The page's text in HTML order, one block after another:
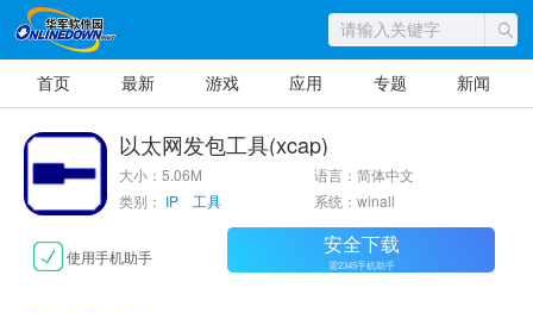
首页 最新 游戏 应用 专题 新闻
以太网发包工具(xcap)
大小：5.06M
语言：简体中文
类别： IP 工具 系统：winall
使用手机助手 安全下载
需2345手机助手